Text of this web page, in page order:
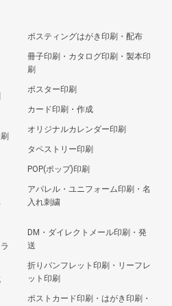
ポスティングはがき印刷・配布
冊子印刷・カタログ印刷・製本印
刷
ポスター印刷
カード印刷・作成
オリジナルカレンダー印刷
タペストリー印刷
POP(ポップ)印刷
アパレル・ユニフォーム印刷・名
入れ刺繍
DM・ダイレクトメール印刷・発
送
折りパンフレット印刷・リーフレ
ット印刷
ポストカード印刷・はがき印刷・